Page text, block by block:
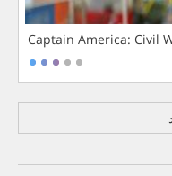
Captain America: Civil